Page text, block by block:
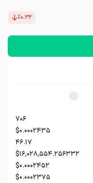
٪۰.۳۲
۷۰۶
$۰.۰۰۰۲۴۳۵
۴۶.۱۷
$۱۶,۰۲۸,۵۵۴.۲۵۶۳۳۲
$۰.۰۰۰۲۴۵۲
$۰.۰۰۰۲۳۷۵